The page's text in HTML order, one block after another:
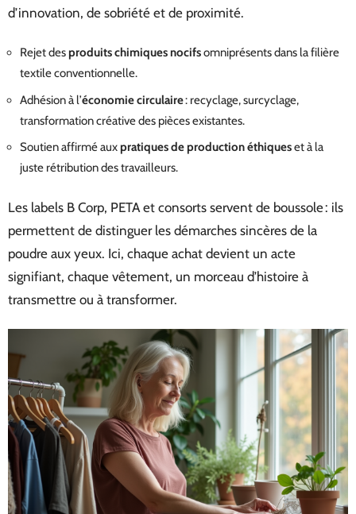
d’innovation, de sobriété et de proximité.
Rejet desproduits chimiques nocifsomniprésents dans la filière
textile conventionnelle.
Adhésion à l’économie circulaire: recyclage, surcyclage,
transformation créative des pièces existantes.
Soutien affirmé auxpratiques de production éthiqueset à la
juste rétribution des travailleurs.
Les labels B Corp, PETA et consorts servent de boussole : ils
permettent de distinguer les démarches sincères de la
poudre aux yeux. Ici, chaque achat devient un acte
signifiant, chaque vêtement, un morceau d’histoire à
transmettre ou à transformer.